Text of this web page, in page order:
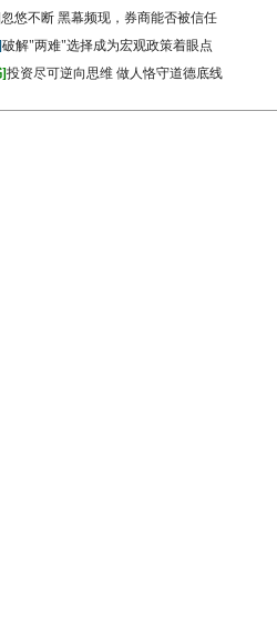
忽悠不断 黑幕频现，券商能否被信任
破解"两难"选择成为宏观政策着眼点
投资尽可逆向思维 做人恪守道德底线